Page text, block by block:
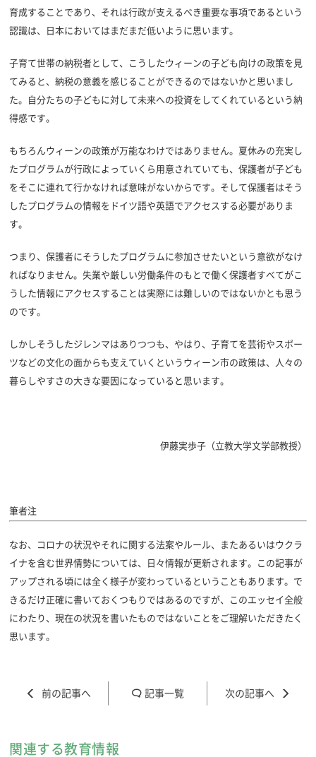
育成することであり、それは行政が支えるべき重要な事項であるという
認識は、日本においてはまだまだ低いように思います。
子育て世帯の納税者として、こうしたウィーンの子ども向けの政策を見
てみると、納税の意義を感じることができるのではないかと思いまし
た。自分たちの子どもに対して未来への投資をしてくれているという納
得感です。
もちろんウィーンの政策が万能なわけではありません。夏休みの充実し
たプログラムが行政によっていくら用意されていても、保護者が子ども
をそこに連れて行かなければ意味がないからです。そして保護者はそう
したプログラムの情報をドイツ語や英語でアクセスする必要がありま
す。
つまり、保護者にそうしたプログラムに参加させたいという意欲がなけ
ればなりません。失業や厳しい労働条件のもとで働く保護者すべてがこ
うした情報にアクセスすることは実際には難しいのではないかとも思う
のです。
しかしそうしたジレンマはありつつも、やはり、子育てを芸術やスポー
ツなどの文化の面からも支えていくというウィーン市の政策は、人々の
暮らしやすさの大きな要因になっていると思います。
伊藤実歩子（ 立教大学文学部教授）
筆者注
なお、コロナの状況やそれに関する法案やルール、またあるいはウクラ
イナを含む世界情勢については、日々情報が更新されます。この記事が
アップされる頃には全く様子が変わっているということもあります。で
きるだけ正確に書いておくつもりではあるのですが、このエッセイ全般
にわたり、現在の状況を書いたものではないことをご理解いただきたく
思います。
記事一覧
関連する教育情報